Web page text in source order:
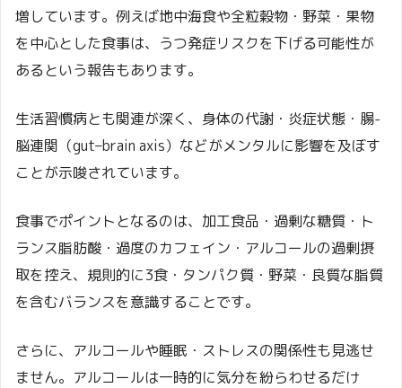
増しています。例えば地中海食や全粒穀物・野菜・果物
を中心とした食事は、うつ発症リスクを下げる可能性が
あるという報告もあります。
生活習慣病とも関連が深く、身体の代謝・炎症状態・腸-
脳連関（gut–brain axis）などがメンタルに影響を及ぼす
ことが示唆されています。
食事でポイントとなるのは、加工食品・過剰な糖質・ト
ランス脂肪酸・過度のカフェイン・アルコールの過剰摂
取を控え、規則的に3食・タンパク質・野菜・良質な脂質
を含むバランスを意識することです。
さらに、アルコールや睡眠・ストレスの関係性も見逃せ
ません。アルコールは一時的に気分を紛らわせるだけ